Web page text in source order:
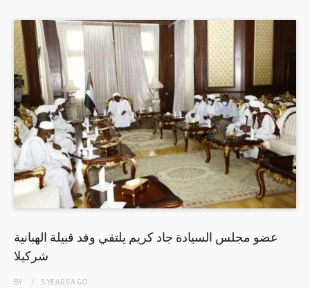
عضو مجلس السيادة جاد كريم يلتقي وفد قبيلة الهبانية
شركيلا
BY 5 YEARSAGO